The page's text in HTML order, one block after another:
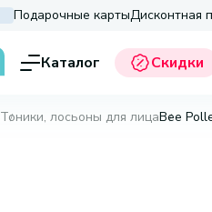
Подарочные картыДисконтная
Каталог Скидки
Тоники, лосьоны для лицаBee